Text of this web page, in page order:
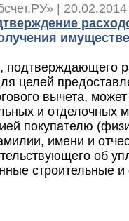
|
подтверждающего
целей
вычета,
и
покупателю
имени и
об
строительные